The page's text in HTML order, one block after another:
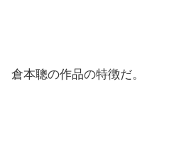
倉本聰の作品の特徴だ。